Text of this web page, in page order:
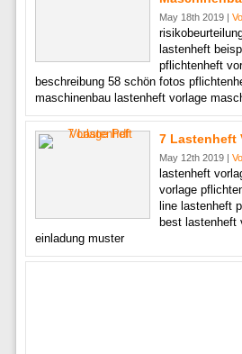
May 18th 2019 |
lastenheft
pflichtenheft
beschreibung 58 schön fotos
maschinenbau lastenheft vorlage
7 Lastenheft
May 12th 2019 |
lastenheft
vorlage
line lastenheft
best lastenheft
einladung muster